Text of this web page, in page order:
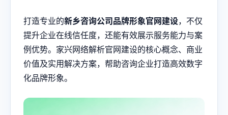
打造专业的新乡咨询公司品牌形象官网建设，不仅
提升企业在线信任度，还能有效展示服务能力与案
例优势。家兴网络解析官网建设的核心概念、商业
价值及实用解决方案，帮助咨询企业打造高效数字
化品牌形象。